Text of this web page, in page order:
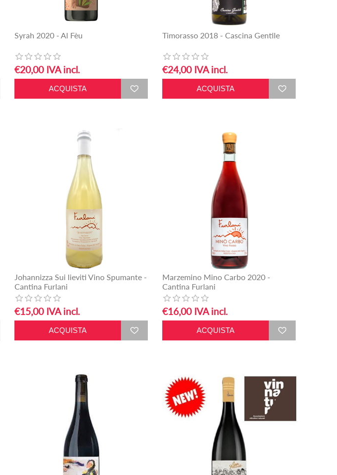
Syrah 2020 - Al Fèu
€20,00 IVA incl.
Timorasso 2018 - Cascina Gentile
€24,00 IVA incl.
Johannizza Sui lieviti Vino Spumante -
Cantina Furlani
€15,00 IVA incl.
Marzemino Mino Carbo 2020 -
Cantina Furlani
€16,00 IVA incl.